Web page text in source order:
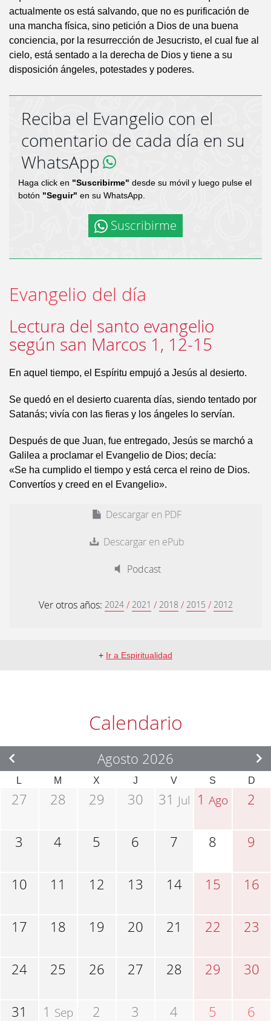
actualmente os está salvando, que no es purificación de
una mancha física, sino petición a Dios de una buena
conciencia, por la resurrección de Jesucristo, el cual fue al
cielo, está sentado a la derecha de Dios y tiene a su
disposición ángeles, potestades y poderes.
Reciba el Evangelio con el
comentario de cada día en su
WhatsApp
Haga click en "Suscribirme" desde su móvil y luego pulse el
botón "Seguir" en su WhatsApp.
Suscribirme
Evangelio del día
Lectura del santo evangelio
según san Marcos 1, 12-15
En aquel tiempo, el Espíritu empujó a Jesús al desierto.
Se quedó en el desierto cuarenta días, siendo tentado por
Satanás; vivía con las fieras y los ángeles lo servían.
Después de que Juan, fue entregado, Jesús se marchó a
Galilea a proclamar el Evangelio de Dios; decía:
«Se ha cumplido el tiempo y está cerca el reino de Dios.
Convertíos y creed en el Evangelio».
Descargar en PDF
Descargar en ePub
Podcast
Ver otros años: 2024 / 2021 / 2018 / 2015 / 2012
+ Ir a Espiritualidad
Calendario
Agosto 2026
L M X J V S D
27 28 29 30 31 Jul 1Ago 2
3 4 5 6 7 8 9
10 11 12 13 14 15 16
17 18 19 20 21 22 23
24 25 26 27 28 29 30
31 1 Sep 2 3 4 5 6